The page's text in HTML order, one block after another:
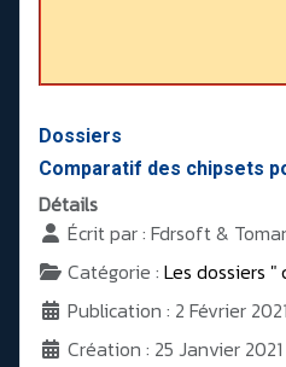
Dossiers
Comparatif des chipsets
Détails
Écrit par : Fdrsoft &
Catégorie : Les dossiers
Publication : 2 Février 2021
Création : 25 Janvier 2021